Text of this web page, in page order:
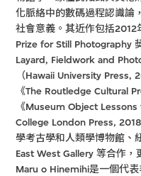
化脈絡中的數碼過程認識論
社會意義。其近作包括
Prize for Still Photography
Layard, Fieldwork and
（Hawaii University
《The Routledge Cultural
《Museum Object
College London Press,
學考古學和人類學博物館、
East West Gallery 等合作
Maru o Hinemihi是一個代